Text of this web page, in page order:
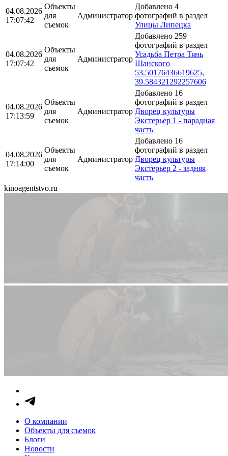
04.08.2026
17:07:42
Объекты
для
съемок
Администратор
Добавлено 4
фотографий в раздел
Улицы Липецка
04.08.2026
17:07:42
Объекты
для
съемок
Администратор
Добавлено 259
фотографий в раздел
Усадьба Петра Тянь
Шанского
53.50176436619625,
39.584321292257606
04.08.2026
17:13:59
Объекты
для
съемок
Администратор
Добавлено 16
фотографий в раздел
Дворец культуры
Экстерьер 1 - парадная
часть
04.08.2026
17:14:00
Объекты
для
съемок
Администратор
Добавлено 16
фотографий в раздел
Дворец культуры
Экстерьер 2 - задняя
часть
kinoagentstvo.ru
О компании
Объекты для съемок
Блоги
Новости